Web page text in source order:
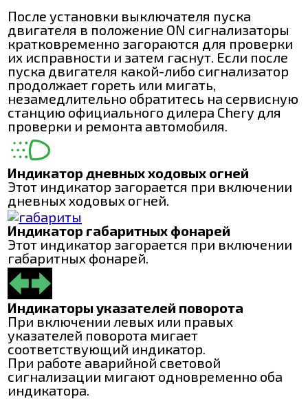
После установки выключателя пуска
двигателя в положение ON сигнализаторы
кратковременно загораются для проверки
их исправности и затем гаснут. Если после
пуска двигателя какой-либо сигнализатор
продолжает гореть или мигать,
незамедлительно обратитесь на сервисную
станцию официального дилера Chery для
проверки и ремонта автомобиля.
Индикатор дневных ходовых огней
Этот индикатор загорается при включении
дневных ходовых огней.
Индикатор габаритных фонарей
Этот индикатор загорается при включении
габаритных фонарей.
Индикаторы указателей поворота
При включении левых или правых
указателей поворота мигает
соответствующий индикатор.
При работе аварийной световой
сигнализации мигают одновременно оба
индикатора.